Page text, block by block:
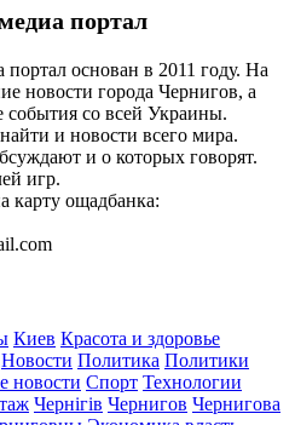
портал
основан в 2011 году. На
новости города Чернигов, а
события со всей Украины.
и новости всего мира.
и о которых говорят.
игр.
карту ощадбанка:
Киев Красота и здоровье
Новости Политика Политики
новости Спорт Технологии
Чернігів Чернигов Чернигова